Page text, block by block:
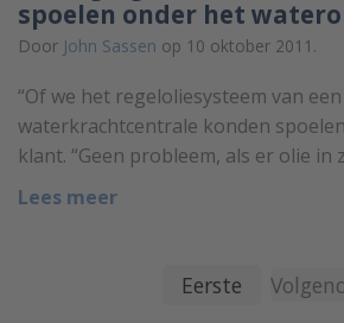
spoelen onder het
Door John Sassen op 10 oktober 2011.
“Of we het regeloliesysteem van een
waterkrachtcentrale konden
klant. “Geen probleem, als er olie in
Lees meer
Eerste